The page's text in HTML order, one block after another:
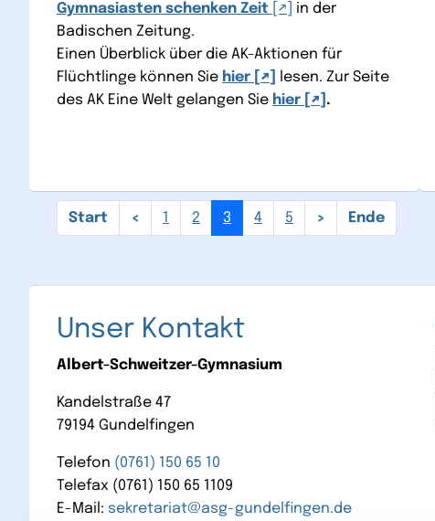
Gymnasiasten schenken Zeit
in der
Badischen Zeitung.
Einen Überblick über die AK-Aktionen für
Flüchtlinge können Sie hier
lesen. Zur Seite
des AK Eine Welt gelangen Sie hier .
1 2 3 4 5
Unser Kontakt
Albert-Schweitzer-Gymnasium
Kandelstraße 47
79194 Gundelfingen
Telefon (0761) 150 65 10
Telefax (0761) 150 65 1109
E-Mail: sekretariat@asg-gundelfingen.de